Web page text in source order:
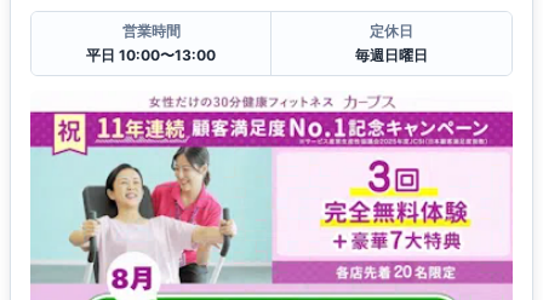
営業時間
平日 10:00〜13:00
定休日
毎週日曜日